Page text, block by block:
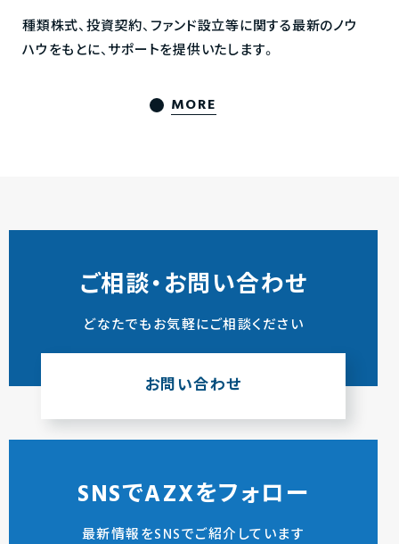
種類株式、投資契約、ファンド設立等に関する最新のノウ
ハウをもとに、サポートを提供いたします。
MORE
ご相談・お問い合わせ
どなたでもお気軽にご相談ください
お問い合わせ
SNSでAZXをフォロー
最新情報をSNSでご紹介しています